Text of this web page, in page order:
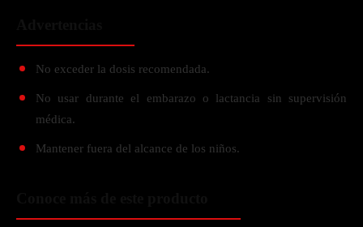
No exceder la dosis recomendada.
No usar durante el embarazo o lactancia sin supervisión
médica.
Mantener fuera del alcance de los niños.